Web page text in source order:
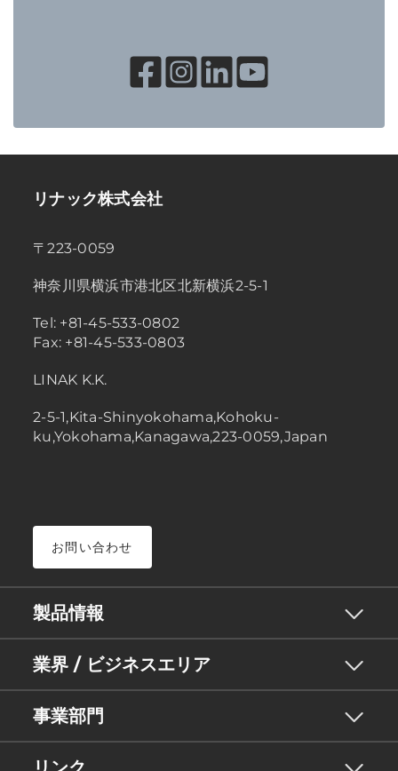
リナック株式会社
〒223-0059
神奈川県横浜市港北区北新横浜2-5-1
Tel: +81-45-533-0802
Fax: +81-45-533-0803
LINAK K.K.
2-5-1,Kita-Shinyokohama,Kohoku-
ku,Yokohama,Kanagawa,223-0059,Japan
お問い合わせ
製品情報
業界 / ビジネスエリア
事業部門